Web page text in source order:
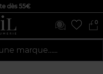
dès 55€
0
marque…...